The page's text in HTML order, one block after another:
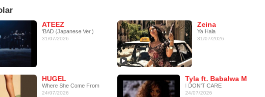
ATEEZ
'BAD (Japanese Ver.)
31/07/2026
Zeina
Ya Hala
31/07/2026
HUGEL
Where She Come From
24/07/2026
Tyla ft. Babalwa M
I DON'T CARE
24/07/2026